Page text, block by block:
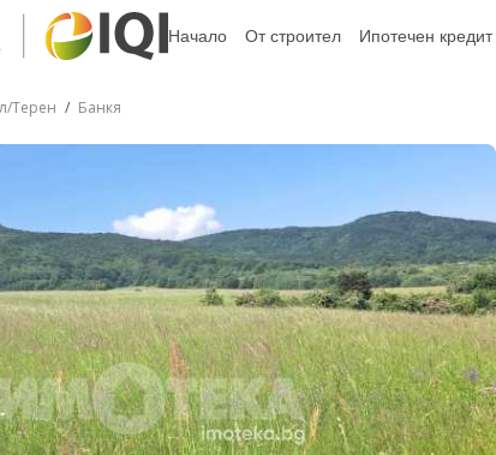
Начало От строител Ипотечен кредит
Терен Банкя